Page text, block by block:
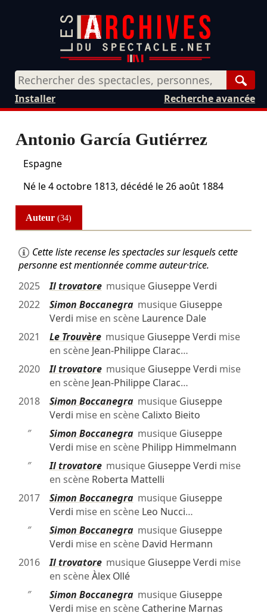
Recherche avancée
Installer
Antonio García Gutiérrez
Espagne
Né le4 octobre 1813, décédé le26 août 1884
Auteur(34)
Cette liste recense les spectacles sur lesquels cette
personne est mentionnée comme auteur·trice.
2025
Il trovatoremusique Giuseppe Verdi
2022
Simon Boccanegramusique Giuseppe
Verdi mise en scène Laurence Dale
2021
Le Trouvèremusique Giuseppe Verdi mise
en scène Jean-Philippe Clarac…
2020
Il trovatoremusique Giuseppe Verdi mise
en scène Jean-Philippe Clarac…
2018
Simon Boccanegramusique Giuseppe
Verdi mise en scène Calixto Bieito
″
Simon Boccanegramusique Giuseppe
Verdi mise en scène Philipp Himmelmann
″
Il trovatoremusique Giuseppe Verdi mise
en scène Roberta Mattelli
2017
Simon Boccanegramusique Giuseppe
Verdi mise en scène Leo Nucci…
″
Simon Boccanegramusique Giuseppe
Verdi mise en scène David Hermann
2016
Il trovatoremusique Giuseppe Verdi mise
en scèneÀlex Ollé
″
Simon Boccanegramusique Giuseppe
Verdi mise en scène Catherine Marnas